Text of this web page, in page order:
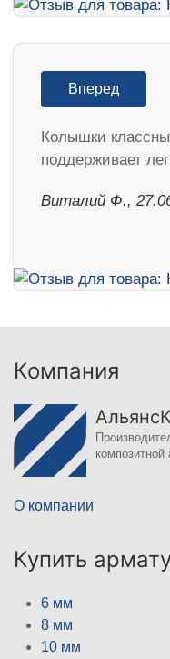
Вперед
Колышки
поддерживает
Виталий Ф.,
Компания
О компании
Купить
6 мм
8 мм
10 мм